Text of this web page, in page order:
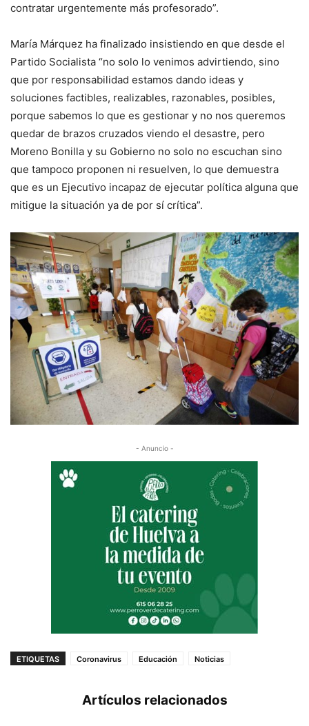
contratar urgentemente más profesorado”.
María Márquez ha finalizado insistiendo en que desde el
Partido Socialista “no solo lo venimos advirtiendo, sino
que por responsabilidad estamos dando ideas y
soluciones factibles, realizables, razonables, posibles,
porque sabemos lo que es gestionar y no nos queremos
quedar de brazos cruzados viendo el desastre, pero
Moreno Bonilla y su Gobierno no solo no escuchan sino
que tampoco proponen ni resuelven, lo que demuestra
que es un Ejecutivo incapaz de ejecutar política alguna que
mitigue la situación ya de por sí crítica”.
- Anuncio -
ETIQUETAS Coronavirus Educación Noticias
Artículos relacionados